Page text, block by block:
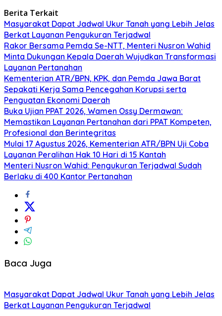
Berita Terkait
Masyarakat Dapat Jadwal Ukur Tanah yang Lebih Jelas
Berkat Layanan Pengukuran Terjadwal
Rakor Bersama Pemda Se-NTT, Menteri Nusron Wahid
Minta Dukungan Kepala Daerah Wujudkan Transformasi
Layanan Pertanahan
Kementerian ATR/BPN, KPK, dan Pemda Jawa Barat
Sepakati Kerja Sama Pencegahan Korupsi serta
Penguatan Ekonomi Daerah
Buka Ujian PPAT 2026, Wamen Ossy Dermawan:
Memastikan Layanan Pertanahan dari PPAT Kompeten,
Profesional dan Berintegritas
Mulai 17 Agustus 2026, Kementerian ATR/BPN Uji Coba
Layanan Peralihan Hak 10 Hari di 15 Kantah
Menteri Nusron Wahid: Pengukuran Terjadwal Sudah
Berlaku di 400 Kantor Pertanahan
Baca Juga
Masyarakat Dapat Jadwal Ukur Tanah yang Lebih Jelas
Berkat Layanan Pengukuran Terjadwal